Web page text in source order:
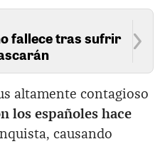
fallece tras sufrir
altamente contagioso
los españoles hace
causando